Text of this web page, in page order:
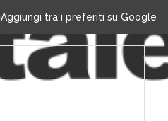
Aggiungi tra i preferiti su Google